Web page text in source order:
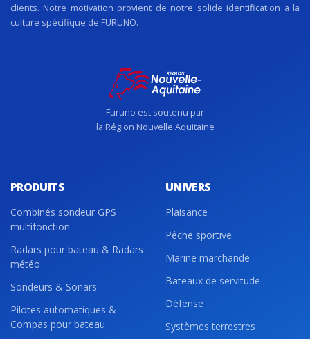
clients. Notre motivation provient de notre solide identification a la
culture spécifique de FURUNO.
Furuno est soutenu par
la Région Nouvelle Aquitaine
PRODUITS
Combinés sondeur GPS
multifonction
Radars pour bateau & Radars
météo
Sondeurs & Sonars
Pilotes automatiques &
Compas pour bateau
UNIVERS
Plaisance
Pêche sportive
Marine marchande
Bateaux de servitude
Défense
Systèmes terrestres